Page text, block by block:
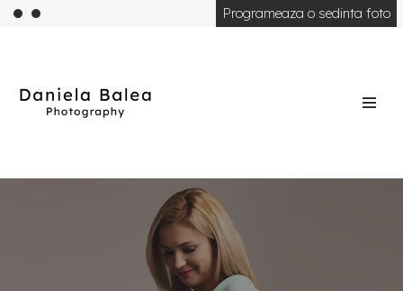
content
Programeaza o sedinta foto